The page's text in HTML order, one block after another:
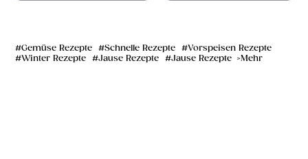
Gemüse Rezepte Schnelle Rezepte
Vorspeisen Rezepte
Winter Rezepte
Jause Rezepte Jause Rezepte Mehr